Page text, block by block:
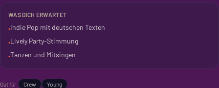
Für 10 Euro bist du dabei. Bis 2 Uhr morgens. In Kreuzberg,
direkt im Lido.
WAS DICH ERWARTET
•Indie Pop mit deutschen Texten
•Lively Party-Stimmung
•Tanzen und Mitsingen
Gut für Crew Young